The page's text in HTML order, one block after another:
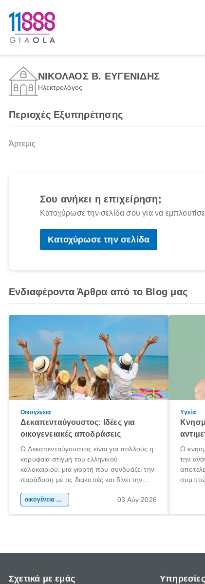
ΝΙΚΟΛΑΟΣ Β. ΕΥΓΕΝΙΔΗΣ
Ηλεκτρολόγος
Περιοχές Εξυπηρέτησης
Άρτεμις
Σου ανήκει η επιχείρηση;
Κατοχύρωσε την σελίδα σου για να
Κατοχύρωσε την σελίδα
Ενδιαφέροντα Άρθρα από το Blog μας
Οικογένεια
Δεκαπενταύγουστος: Ιδέες για
οικογενειακές αποδράσεις
Ο Δεκαπενταύγουστος είναι για πολλούς η
κορυφαία στιγμή του ελληνικού
καλοκαιριού: μια γιορτή που συνδυάζει την
παράδοση με τις διακοπές και δίνει την
χώρας. Είτε πρόκειται για λίγες μέρες
οικογένεια & παιδί 03 Αύγ 2026
Υγεία
Ο
την
Σχετικά με εμάς Υπηρεσίες